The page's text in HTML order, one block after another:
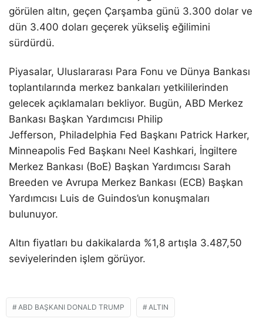
görülen altın, geçen Çarşamba günü 3.300 dolar ve
dün 3.400 doları geçerek yükseliş eğilimini
sürdürdü.
Piyasalar, Uluslararası Para Fonu ve Dünya Bankası
toplantılarında merkez bankaları yetkililerinden
gelecek açıklamaları bekliyor. Bugün, ABD Merkez
Bankası Başkan Yardımcısı Philip
Jefferson, Philadelphia Fed Başkanı Patrick Harker,
Minneapolis Fed Başkanı Neel Kashkari, İngiltere
Merkez Bankası (BoE) Başkan Yardımcısı Sarah
Breeden ve Avrupa Merkez Bankası (ECB) Başkan
Yardımcısı Luis de Guindos’un konuşmaları
bulunuyor.
Altın fiyatları bu dakikalarda %1,8 artışla 3.487,50
seviyelerinden işlem görüyor.
ABD BAŞKANI DONALD TRUMP ALTIN